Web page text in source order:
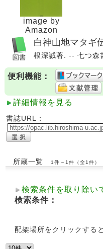
image by
Amazon
白神山地マタギ
根深誠著. -- 七つ
便利機能：
詳細情報を見る
書誌URL：
所蔵一覧 1件～1件（全1件）
検索条件を取り除い
検索条件：
配架場所をクリックする